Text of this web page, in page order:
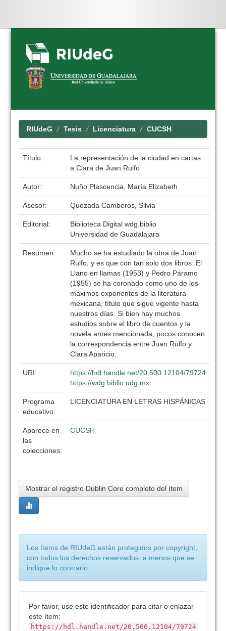
Skip
navigation
RIUdeG Tesis Licenciatura CUCSH
Título:
La representación de la ciudad en cartas
a Clara de Juan Rulfo
Autor: Nuño Plascencia, María Elizabeth
Asesor: Quezada Camberos, Silvia
Editorial:
Biblioteca Digital wdg.biblio
Universidad de Guadalajara
Resumen:
Mucho se ha estudiado la obra de Juan
Rulfo, y es que con tan solo dos libros: El
Llano en llamas (1953) y Pedro Páramo
(1955) se ha coronado como uno de los
máximos exponentes de la literatura
mexicana, título que sigue vigente hasta
nuestros días. Si bien hay muchos
estudios sobre el libro de cuentos y la
novela antes mencionada, pocos conocen
la correspondencia entre Juan Rulfo y
Clara Aparicio.
URI:
https://hdl.handle.net/20.500.12104/79724
https://wdg.biblio.udg.mx
Programa
educativo:
LICENCIATURA EN LETRAS HISPÁNICAS
Aparece en
las
colecciones:
CUCSH
Mostrar el registro Dublin Core completo del ítem
Los ítems de RIUdeG están protegidos por copyright,
con todos los derechos reservados, a menos que se
indique lo contrario.
Por favor, use este identificador para citar o enlazar
este ítem:
https://hdl.handle.net/20.500.12104/79724